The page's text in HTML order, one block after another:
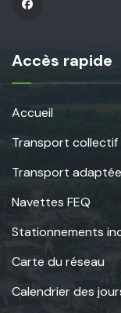
Accès rapide
Accueil
Transport collectif
Transport adaptée
Navettes FEQ
Stationnements
Carte du réseau
Calendrier des